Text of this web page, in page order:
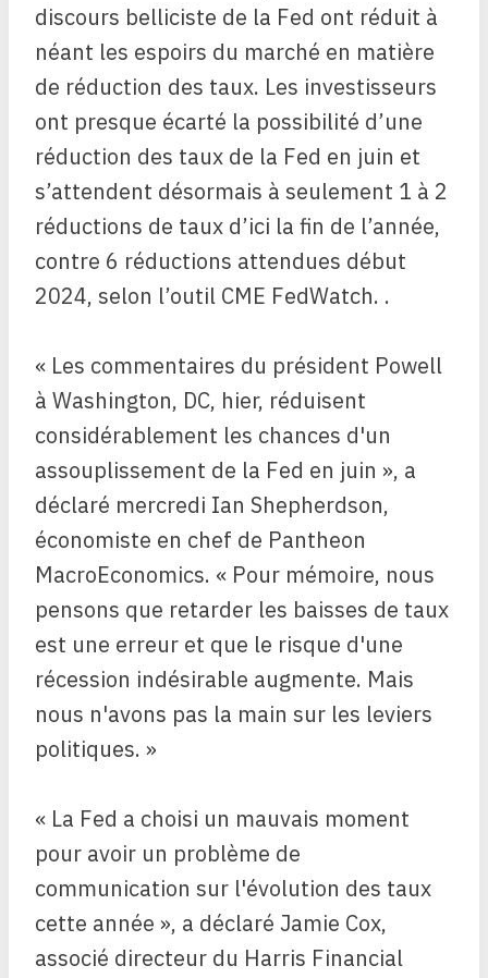
discours belliciste de la Fed ont réduit à
néant les espoirs du marché en matière
de réduction des taux. Les investisseurs
ont presque écarté la possibilité d’une
réduction des taux de la Fed en juin et
s’attendent désormais à seulement 1 à 2
réductions de taux d’ici la fin de l’année,
contre 6 réductions attendues début
2024, selon l’outil CME FedWatch. .
« Les commentaires du président Powell
à Washington, DC, hier, réduisent
considérablement les chances d'un
assouplissement de la Fed en juin », a
déclaré mercredi Ian Shepherdson,
économiste en chef de Pantheon
MacroEconomics. « Pour mémoire, nous
pensons que retarder les baisses de taux
est une erreur et que le risque d'une
récession indésirable augmente. Mais
nous n'avons pas la main sur les leviers
politiques. »
« La Fed a choisi un mauvais moment
pour avoir un problème de
communication sur l'évolution des taux
cette année », a déclaré Jamie Cox,
associé directeur du Harris Financial